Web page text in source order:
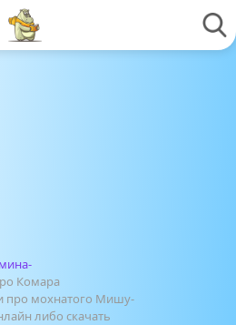
Комара
про мохнатого Мишу-
либо скачать